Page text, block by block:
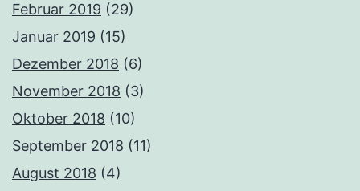
Februar 2019 (29)
Januar 2019 (15)
Dezember 2018 (6)
November 2018 (3)
Oktober 2018 (10)
September 2018 (11)
August 2018 (4)